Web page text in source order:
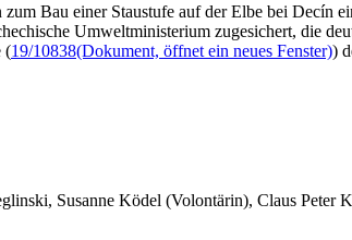
Bau einer Staustufe auf der Elbe bei Decín
Umweltministerium zugesichert, die
(19/10838(Dokument, öffnet ein neues Fenster))
Susanne Ködel (Volontärin), Claus Peter